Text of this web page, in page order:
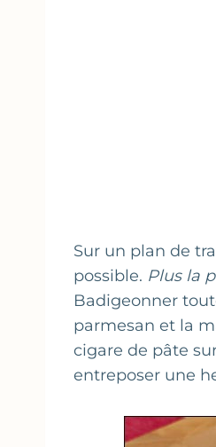
Sur un plan de
possible. Plus la
Badigeonner
parmesan et la
cigare de pâte
entreposer une